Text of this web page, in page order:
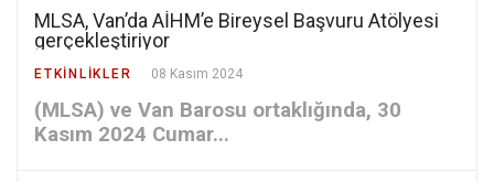
MLSA, Van’da AİHM’e Bireysel Başvuru Atölyesi
gerçekleştiriyor
ETKINLIKLER 08 Kasım 2024
(MLSA) ve Van Barosu ortaklığında, 30
Kasım 2024 Cumar...